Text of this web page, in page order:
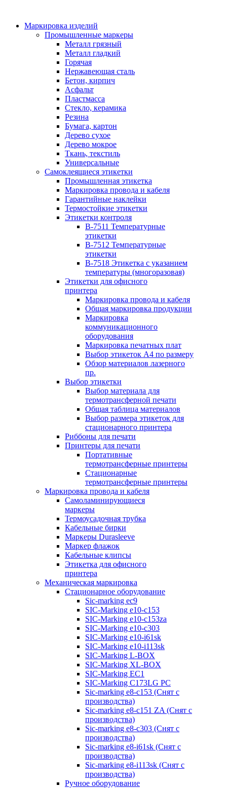
Маркировка изделий
Промышленные маркеры
Металл грязный
Металл гладкий
Горячая
Нержавеющая сталь
Бетон, кирпич
Асфальт
Пластмасса
Стекло, керамика
Резина
Бумага, картон
Дерево сухое
Дерево мокрое
Ткань, текстиль
Универсальные
Самоклеящиеся этикетки
Промышленная этикетка
Маркировка провода и кабеля
Гарантийные наклейки
Термостойкие этикетки
Этикетки контроля
B-7511 Температурные
этикетки
B-7512 Температурные
этикетки
B-7518 Этикетка с указанием
температуры (многоразовая)
Этикетки для офисного
принтера
Маркировка провода и кабеля
Общая маркировка продукции
Маркировка
коммуникационного
оборудования
Маркировка печатных плат
Выбор этикеток А4 по размеру
Обзор материалов лазерного
пр.
Выбор этикетки
Выбор материала для
термотрансферной печати
Общая таблица материалов
Выбор размера этикеток для
стационарного принтера
Риббоны для печати
Принтеры для печати
Портативные
термотрансферные принтеры
Стационарные
термотрансферные принтеры
Маркировка провода и кабеля
Самоламинирующиеся
маркеры
Термоусадочная трубка
Кабельные бирки
Маркеры Durasleeve
Маркер флажок
Кабельные клипсы
Этикетка для офисного
принтера
Механическая маркировка
Стационарное оборудование
Sic-marking ec9
SIC-Marking e10-c153
SIC-Marking e10-c153za
SIC-Marking e10-c303
SIC-Marking e10-i61sk
SIC-Marking e10-i113sk
SIC-Marking L-BOX
SIC-Marking XL-BOX
SIC-Marking EC1
SIC-Marking C173LG PC
Sic-marking e8-c153 (Снят с
производства)
Sic-marking e8-c151 ZA (Снят с
производства)
Sic-marking e8-c303 (Снят с
производства)
Sic-marking e8-i61sk (Снят с
производства)
Sic-marking e8-i113sk (Снят с
производства)
Ручное оборудование